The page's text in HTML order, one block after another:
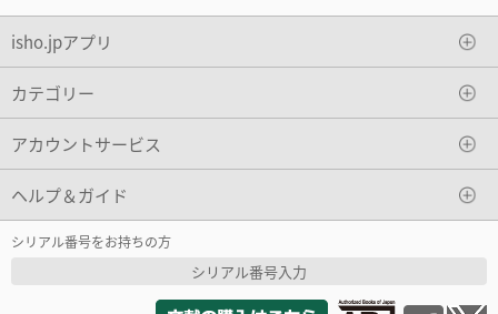
isho.jpアプリ
カテゴリー
アカウントサービス
ヘルプ＆ガイド
シリアル番号をお持ちの方
シリアル番号入力